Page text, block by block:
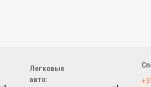
Легковые
авто: